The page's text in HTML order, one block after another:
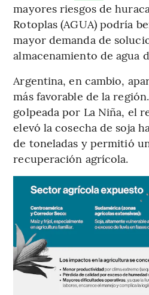
mayores riesgos de
Rotoplas (AGUA) podría
mayor demanda de
almacenamiento de agua
Argentina, en cambio,
más favorable de la
golpeada por La Niña, el
elevó la cosecha de soja
de toneladas y permitió
recuperación agrícola.